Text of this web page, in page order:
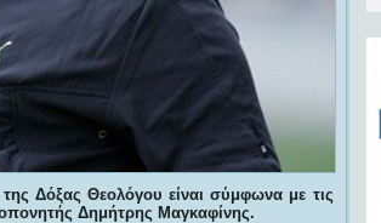
Δόξας Θεολόγου είναι σύμφωνα με τις
Δημήτρης Μαγκαφίνης.